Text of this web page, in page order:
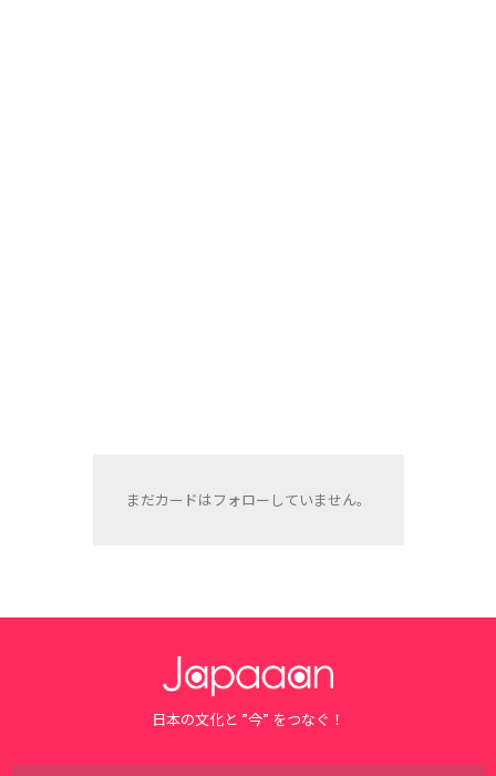
まだカードはフォローしていません。
日本の文化と ”今” をつなぐ！